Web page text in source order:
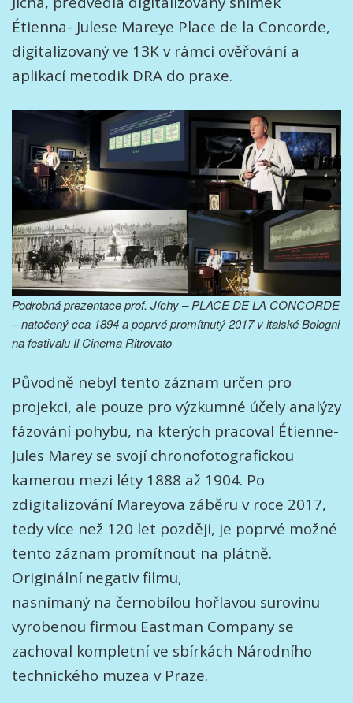
Étienna- Julese Mareye Place de la Concorde,
digitalizovaný ve 13K v rámci ověřování a
aplikací metodik DRA do praxe.
Podrobná prezentace prof. Jíchy – PLACE DE LA CONCORDE
– natočený cca 1894 a poprvé promítnutý 2017 v italské Bologni
na festivalu Il Cinema Ritrovato
Původně nebyl tento záznam určen pro
projekci, ale pouze pro výzkumné účely analýzy
fázování pohybu, na kterých pracoval Étienne-
Jules Marey se svojí chronofotografickou
kamerou mezi léty 1888 až 1904. Po
zdigitalizování Mareyova záběru v roce 2017,
tedy více než 120 let později, je poprvé možné
tento záznam promítnout na plátně.
Originální negativ filmu,
nasnímaný na černobílou hořlavou surovinu
vyrobenou firmou Eastman Company se
zachoval kompletní ve sbírkách Národního
technického muzea v Praze.